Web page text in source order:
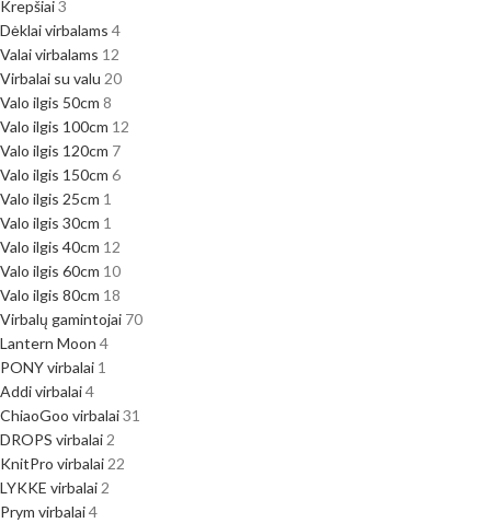
Krepšiai3
Dėklai virbalams 4
Valai virbalams 12
Virbalai su valu 20
Valo ilgis 50cm 8
Valo ilgis 100cm 12
Valo ilgis 120cm 7
Valo ilgis 150cm 6
Valo ilgis 25cm 1
Valo ilgis 30cm 1
Valo ilgis 40cm 12
Valo ilgis 60cm 10
Valo ilgis 80cm 18
Virbalų gamintojai 70
Lantern Moon 4
PONY virbalai 1
Addi virbalai4
ChiaoGoo virbalai31
DROPS virbalai 2
KnitPro virbalai 22
LYKKE virbalai 2
Prym virbalai4